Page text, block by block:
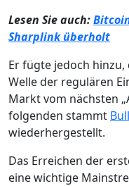
Lesen Sie auch:
Sharplink überholt
Er fügte jedoch
Welle der regulären
Markt vom nächsten
folgenden stammt
wiederhergestellt.
Das Erreichen der
eine wichtige